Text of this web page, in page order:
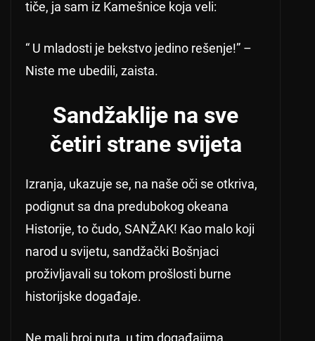
tiče, ja sam iz Kamešnice koja veli:
“ U mladosti je bekstvo jedino rešenje!” –
Niste me ubedili, zaista.
Sandžaklije na sve
četiri strane svijeta
Izranja, ukazuje se, na naše oči se otkriva,
podignut sa dna predubokog okeana
Historije, to čudo, SANŽAK! Kao malo koji
narod u svijetu, sandžački Bošnjaci
proživljavali su tokom prošlosti burne
historijske događaje.
Ne mali broj puta, u tim događajima